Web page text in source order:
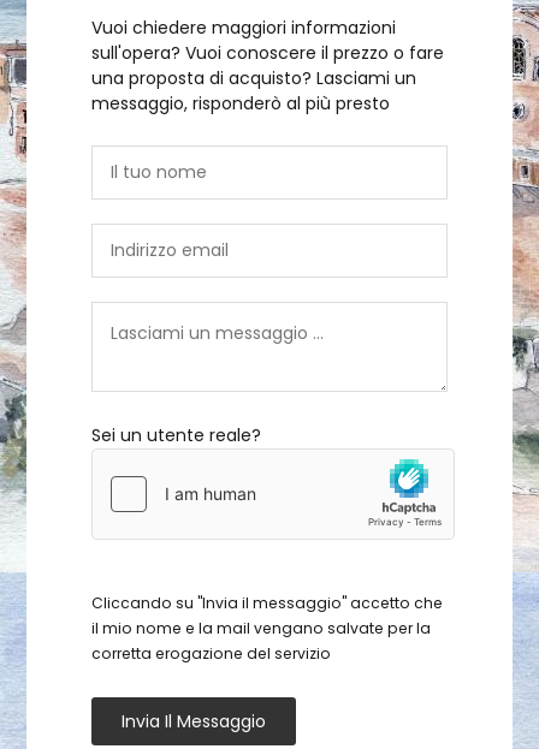
Vuoi chiedere maggiori informazioni
sull'opera? Vuoi conoscere il prezzo o fare
una proposta di acquisto? Lasciami un
messaggio, risponderò al più presto
Sei un utente reale?
Cliccando su "Invia il messaggio" accetto che
il mio nome e la mail vengano salvate per la
corretta erogazione del servizio
Invia Il Messaggio